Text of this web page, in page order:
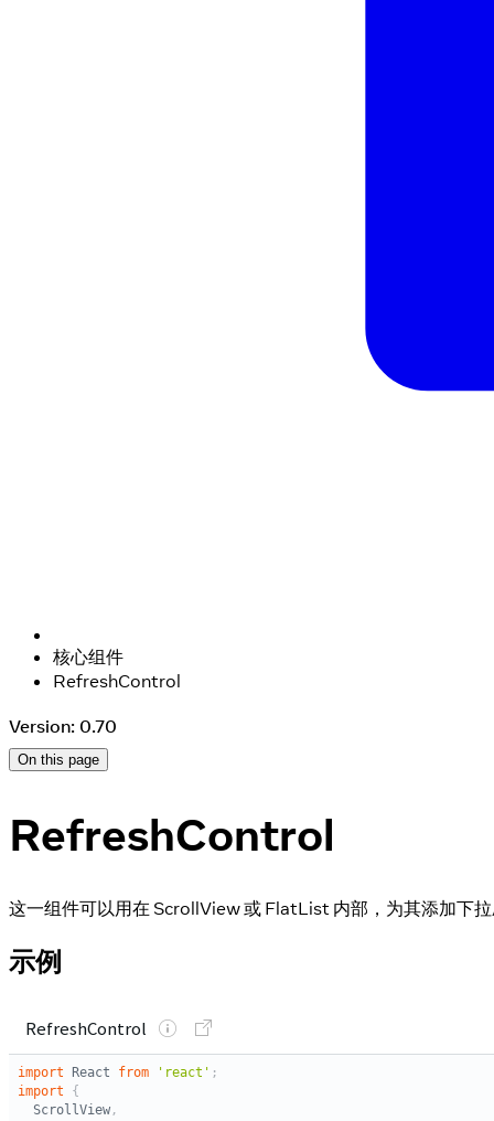
核心组件
RefreshControl
Version: 0.70
On this page
RefreshControl
这一组件可以用在 ScrollView 或 FlatList 内部，为其添加下
示例